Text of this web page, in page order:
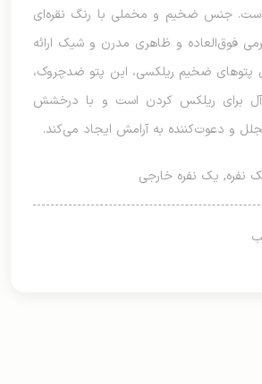
است. جنس ضخیم و مخملی با رنگ نقره‌ای
فوق‌العاده و ظاهری مدرن و شیک ارائه
پتوهای ضخیم ریلکسی، این پتو ضدچروک،
برای ریلکس کردن است و با درخشش
و دعوت‌کننده به آرامش ایجاد می‌کند.
نفره, یک نفره خارجی